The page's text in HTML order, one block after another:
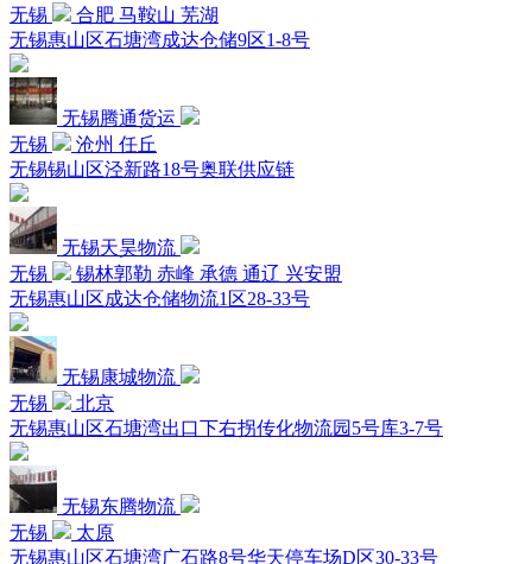
无锡
合肥 马鞍山 芜湖
无锡惠山区石塘湾成达仓储9区1-8号
无锡腾通货运
无锡
沧州 任丘
无锡锡山区泾新路18号奥联供应链
无锡天昊物流
无锡
锡林郭勒 赤峰 承德 通辽 兴安盟
无锡惠山区成达仓储物流1区28-33号
无锡康城物流
无锡
北京
无锡惠山区石塘湾出口下右拐传化物流园5号库3-7号
无锡东腾物流
无锡
太原
无锡惠山区石塘湾广石路8号华天停车场D区30-33号